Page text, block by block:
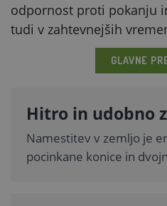
odpornost proti pokanju
tudi v zahtevnejših
GLAVNE
Hitro in udobno
Namestitev v zemljo je
pocinkane konice in